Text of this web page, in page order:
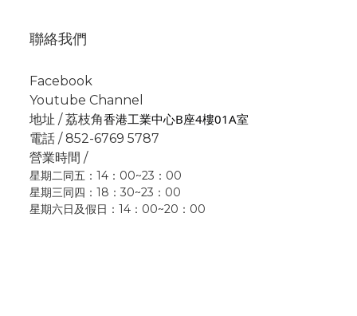
聯絡我們
Facebook
Youtube Channel
地址 / 荔枝角香港工業中心B座4樓01A室
電話 / 852-6769 5787
營業時間 /
星期二同五：14：00~23：00
星期三同四：18：30~23：00
星期六日及假日：14：00~20：00